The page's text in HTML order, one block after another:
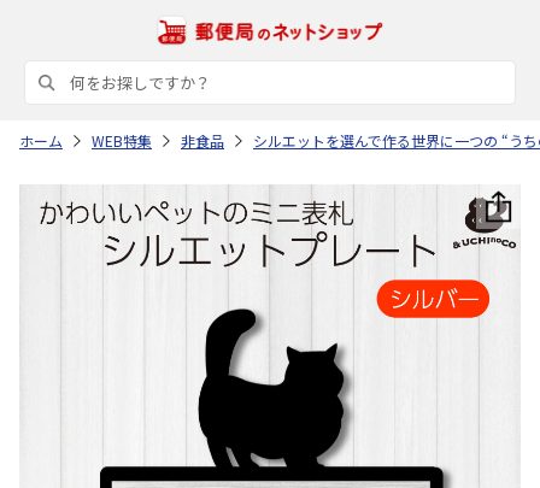
ホーム WEB特集 非食品 シルエットを選んで作る世界に一つの “う